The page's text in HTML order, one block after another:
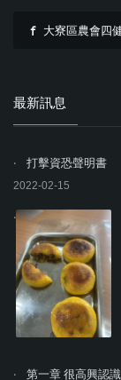
大寮區農會四
最新訊息
打擊資恐聲明書
2022-02-15
第一章 很高興認